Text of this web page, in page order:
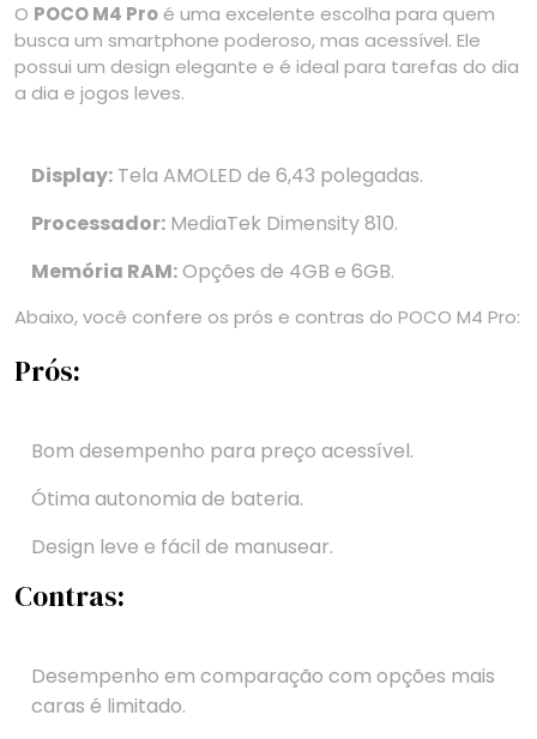
O POCO M4 Pro é uma excelente escolha para quem
busca um smartphone poderoso, mas acessível. Ele
possui um design elegante e é ideal para tarefas do dia
a dia e jogos leves.
Display: Tela AMOLED de 6,43 polegadas.
Processador: MediaTek Dimensity 810.
Memória RAM:Opções de 4GB e 6GB.
Abaixo, você confere os prós e contras do POCO M4 Pro:
Prós:
Bom desempenho para preço acessível.
Ótima autonomia de bateria.
Design leve e fácil de manusear.
Contras:
Desempenho em comparação com opções mais
caras é limitado.